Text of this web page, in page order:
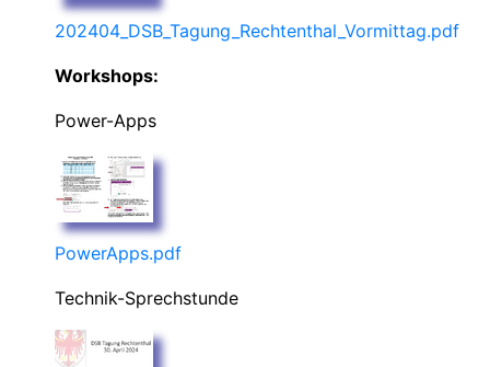
202404_DSB_Tagung_Rechtenthal_Vormittag.pdf
Workshops:
Power-Apps
PowerApps.pdf
Technik-Sprechstunde